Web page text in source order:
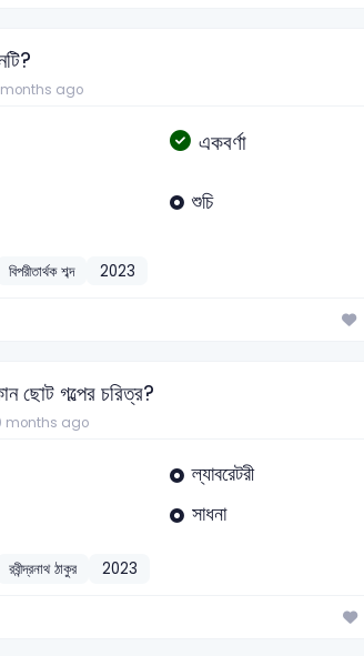
ago
একবর্ণা
শুচি
বিপরীতার্থক শব্দ 2023
ছোট গল্পের চরিত্র?
months ago
ল্যাবরেটরী
সাধনা
রবীন্দ্রনাথ ঠাকুর 2023